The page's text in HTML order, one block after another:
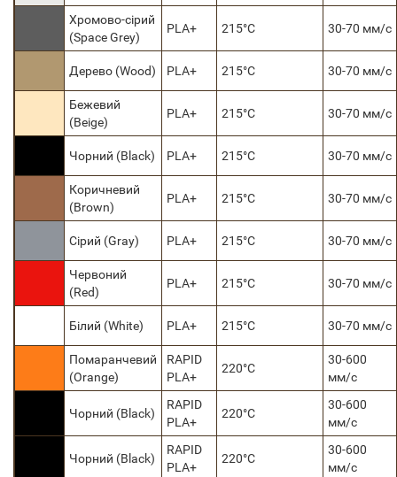
Хромово-сірий
(Space Grey)
PLA+ 215°C 30-70 мм/с
Дерево (Wood) PLA+ 215°C 30-70 мм/с
Бежевий
(Beige)
PLA+ 215°C 30-70 мм/с
Чорний (Black) PLA+ 215°C 30-70 мм/с
Коричневий
(Brown)
PLA+ 215°C 30-70 мм/с
Сірий (Gray) PLA+ 215°C 30-70 мм/с
Червоний
(Red)
PLA+ 215°C 30-70 мм/с
Білий (White) PLA+ 215°C 30-70 мм/с
Помаранчевий
(Orange)
RAPID
PLA+
220°C
30-600
мм/с
Чорний (Black)
RAPID
PLA+
220°C
30-600
мм/с
Чорний (Black)
RAPID
PLA+
220°C
30-600
мм/с